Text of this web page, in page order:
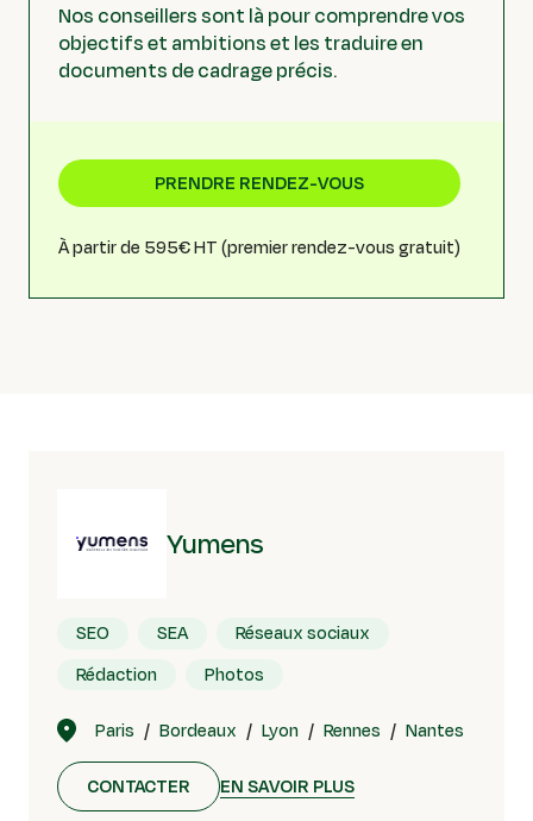
Nos conseillers sont là pour comprendre vos
objectifs et ambitions et les traduire en
documents de cadrage précis.
PRENDRE RENDEZ-VOUS
À partir de 595€ HT (premier rendez-vous gratuit)
Yumens
SEO SEA
Réseaux sociaux
Rédaction
Photos
Paris Bordeaux Lyon Rennes Nantes
CONTACTER EN SAVOIR PLUS